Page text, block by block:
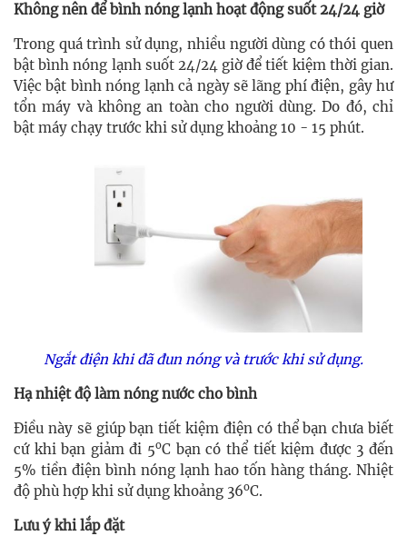
Không nên để bình nóng lạnh hoạt động suốt 24/24 giờ
Trong quá trình sử dụng, nhiều người dùng có thói quen
bật bình nóng lạnh suốt 24/24 giờ để tiết kiệm thời gian.
Việc bật bình nóng lạnh cả ngày sẽlãng phí điện, gây hư
tổn máy và không an toàn cho người dùng. Do đó, chỉ
bật máy chạy trước khi sử dụng khoảng 10 - 15 phút.
Ngắt điện khi đã đun nóng và trước khi sử dụng.
Hạ nhiệt độ làm nóng nước cho bình
Điều này sẽ giúp bạn tiết kiệm điện có thể bạn chưa biết
cứ khi bạn giảm đi 5oC bạn có thể tiết kiệm được 3 đến
5% tiền điện bình nóng lạnh hao tốn hàng tháng. Nhiệt
độ phù hợp khi sử dụng khoảng 36oC.
Lưu ý khi lắp đặt